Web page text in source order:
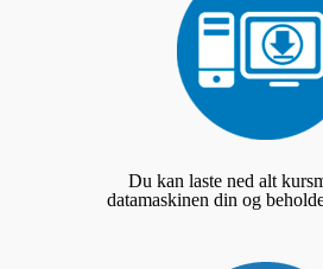
Du kan laste ned alt
datamaskinen din og